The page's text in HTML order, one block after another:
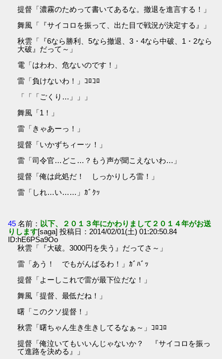
提督「濃霧のためって書いてあるな。撤退を進言する！」
舞風「『サイコロを振って、出た目で戦況が決定する』」
秋雲「『6なら勝利、5なら撤退、3・4なら中破、1・2なら
大破』だって～」
電「はわわ、危ないのです！」
雷「負けないわ！」ｺﾛｺﾛ
「「「ごくり…」」」
舞風「1！」
雷「きゃあーっ！」
提督「いかずちィーッ！」
雷「司令官…どこ…？もう声が聞こえないわ…」
提督「俺は此処だ！ しっかりしろ雷！」
雷「しれ…い……」ｶﾞｸｯ
45 名前： 以下、２０１３年にかわりまして２０１４年がお送
りします[saga] 投稿日：2014/02/01(土) 01:20:50.84
ID:hE6PSa9Oo
秋雲「『大破。3000円を失う』だってさ～」
雷「あう！ でもがんばるわ！」ｶﾞﾊﾞｯ
提督「よーしこれで雷が最下位だな！」
舞風「提督、最低だね！」
曙「このクソ提督！」
秋雲「曙ちゃん生き生きしてるなぁ～」ｺﾛｺﾛ
提督「俺泣いてもいいんじゃないか？ 『サイコロを振っ
て進路を決める』」